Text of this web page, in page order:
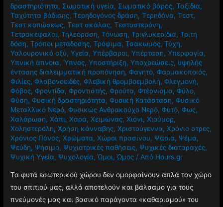
δραστηριότητα, Σωματική υγεία, Σωματικό βάρος,Ταξίδια,
Ταχύτητα βάδισης,Τερηδογόνος δράση,Τερηδόνα,Τεστ,
Τεστ κοπώσεως,Τεστ σκάλας,Τεστοστερόνη,
Τετρακέφαλοι,Τηλεόραση,Τόνωση,Τριγλυκερίδια,Τρίτη
δόση,Τρόποι μετάδοσης,Τρόφιμα,Τσακωμός,Τύχη,
Υαλουρονικό οξύ,Υγεία,Υπέρβαροι,Υπέρταση,Υπερφαγία,
Υπνική άπνοια,Ύπνος,Υποστήριξη,Υποχρεώσεις, υψηλής
έντασης διαλειμματική προπόνηση,Φαγητό,Φαρμακοποιός,
Φιλίες,Φλαβονοειδές,Φλεβική θρομβοεμβολή,Φλεγμονή,
Φόβος,Φροντίδα,Φροντιστής,Φρούτα,Φτέρνισμα,Φύλο,
Φύση,Φυσική δραστηριότητα,Φυσική Κατάσταση,Φυσικό
Μεταλλικό Νερό,Φυσικώς Ανθρακούχο Νερό,Φυτό,Φως,
Χαλάρωση,Χάπι,Χαρά,Χειμώνας,Χιόνι,Χιούμορ,
Χοληστερόλη,Χρήση κάνναβης,Χριστούγεννα,Χρόνιο στρες,
Χρόνιος Πόνος,Χρώματα,Χώροι πρασίνου, Ψάρια, Ψέμα,
Ψεύδη, Ψήσιμο, Ψυχιατρικές παθήσεις, Ψυχικές διαταραχές,
Ψυχική Υγεία, Ψυχολογία,Ώμοι,Ώμος / Από Hours.gr
Τα φυτά εσωτερικού χώρου δεν ομορφαίνουν απλά τον χώρο
του σπιτιού μας, αλλά αποτελούν και βάλσαμο για τους
πνεύμονές μας και βασικό παράγοντα «καθαρισμού» του